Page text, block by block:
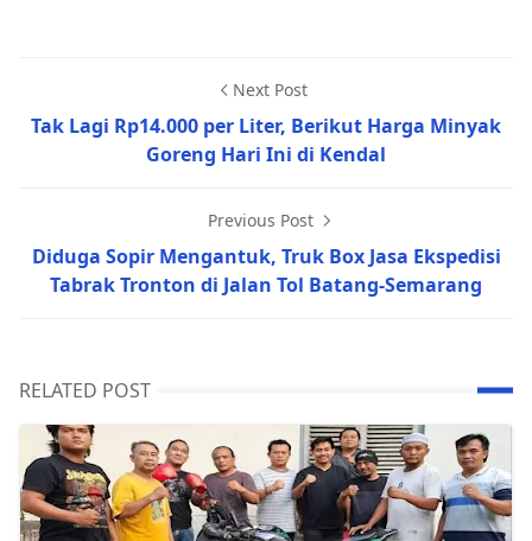
Next Post
Tak Lagi Rp14.000 per Liter, Berikut Harga Minyak
Goreng Hari Ini di Kendal
Previous Post
Diduga Sopir Mengantuk, Truk Box Jasa Ekspedisi
Tabrak Tronton di Jalan Tol Batang-Semarang
RELATED POST